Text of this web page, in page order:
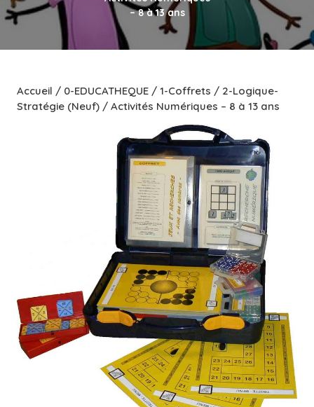
– 8 à 13 ans
Accueil / 0-EDUCATHEQUE / 1-Coffrets / 2-Logique-
Stratégie (Neuf) / Activités Numériques – 8 à 13 ans